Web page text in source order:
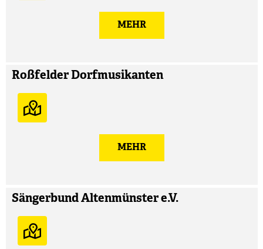
MEHR
Roßfelder Dorfmusikanten
MEHR
Sängerbund Altenmünster e.V.